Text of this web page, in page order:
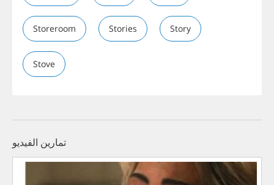
Storeroom Stories Story
Stove
تمارين الفيديو